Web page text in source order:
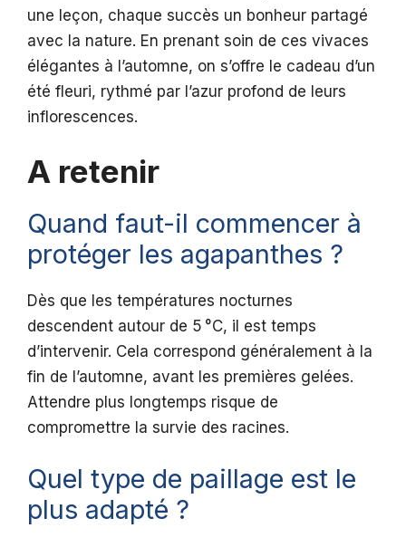
une leçon, chaque succès un bonheur partagé
avec la nature. En prenant soin de ces vivaces
élégantes à l’automne, on s’offre le cadeau d’un
été fleuri, rythmé par l’azur profond de leurs
inflorescences.
A retenir
Quand faut-il commencer à
protéger les agapanthes ?
Dès que les températures nocturnes
descendent autour de 5 °C, il est temps
d’intervenir. Cela correspond généralement à la
fin de l’automne, avant les premières gelées.
Attendre plus longtemps risque de
compromettre la survie des racines.
Quel type de paillage est le
plus adapté ?